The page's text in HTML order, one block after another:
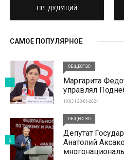
ПРЕДУДУЩИЙ
САМОЕ ПОПУЛЯРНОЕ
ОБЩЕСТВО
Маргарита
управлял
18:03 | 23-06-2024
1
ОБЩЕСТВО
Депутат
Анатолий
2